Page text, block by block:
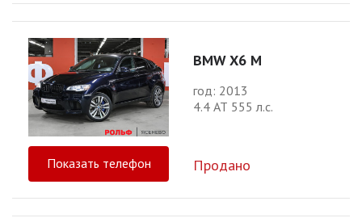
BMW X6 M
год: 2013
4.4 АТ 555 л.с.
Показать телефон Продано